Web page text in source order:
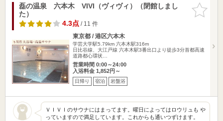
お気に入
りに追加
磊の温泉 六本木 VIVI（ヴィヴィ）（閉館しまし
た）
4.3点/ 11 件
東京都 / 港区六本木
学芸大学駅5.79km 六本木駅316m
日比谷線、大江戸線 六本木駅3番出口より徒歩3分首都高速
道路都心環状…
営業時間 0:00～24:00
入浴料金 1,852円～
日帰り 宿泊 岩盤浴
ＶＩＶＩのサウナにはまってます。曜日によってはロウリュも や
っていますので満足しています。これからも通いつずけます。